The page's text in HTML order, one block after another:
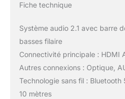
Fiche technique
Système audio 2.1 avec barre
basses filaire
Connectivité principale : HDMI
Autres connexions : Optique,
Technologie sans fil :
10 mètres